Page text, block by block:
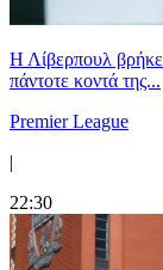
Η Λίβερπουλ βρήκε
πάντοτε κοντά της...
Premier League
|
22:30